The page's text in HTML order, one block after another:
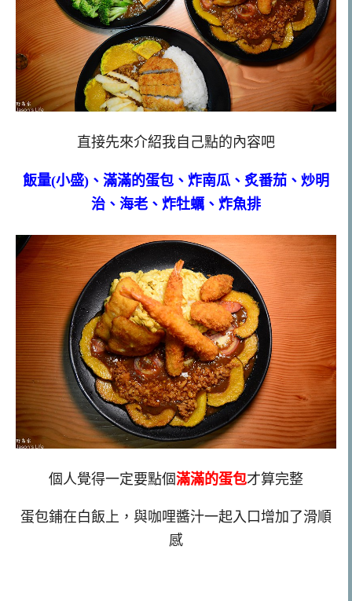
直接先來介紹我自己點的內容吧
飯量(小盛)、滿滿的蛋包、炸南瓜、炙番茄、炒明
治、海老、炸牡蠣、炸魚排
個人覺得一定要點個滿滿的蛋包才算完整
蛋包鋪在白飯上，與咖哩醬汁一起入口增加了滑順
感